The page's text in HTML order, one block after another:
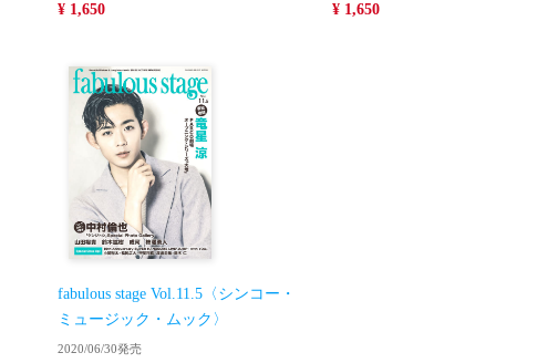
¥ 1,650 ¥ 1,650
fabulous stage Vol.11.5〈シンコー・
ミュージック・ムック〉
2020/06/30発売